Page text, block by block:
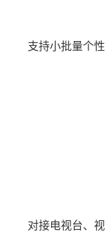
支持小批量个
对接电视台、